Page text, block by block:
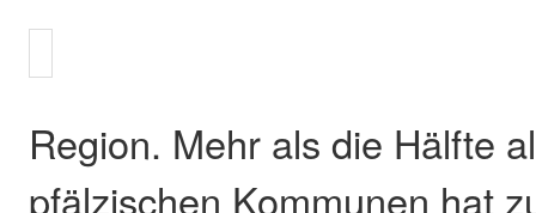
Region. Mehr als die Hälfte
pfälzischen Kommunen hat